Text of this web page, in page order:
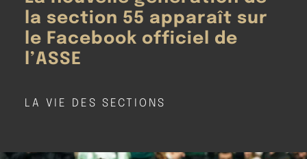
la section 55 apparaît sur
le Facebook officiel de
l’ASSE
LA VIE DES SECTIONS